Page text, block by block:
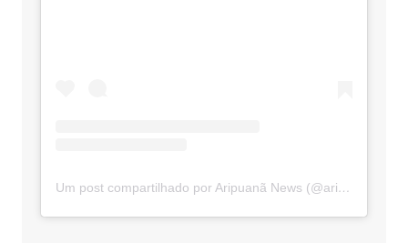
Um post compartilhado por Aripuanã News (@aripuananews)